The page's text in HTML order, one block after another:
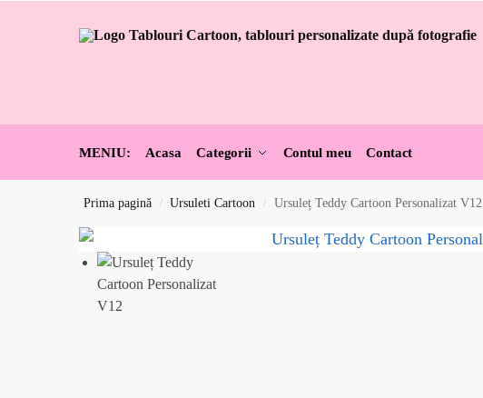
MENIU: Acasa Categorii Contul meu Contact
Prima pagină / Ursuleti Cartoon / Ursuleț Teddy Cartoon Personalizat V12